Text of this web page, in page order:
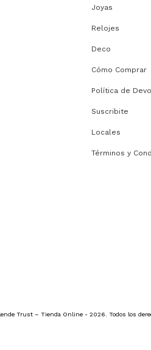
Joyas
Relojes
Deco
Cómo Comprar
Política de
Suscribite
Locales
Términos y
Trust – Tienda Online - 2026. Todos los